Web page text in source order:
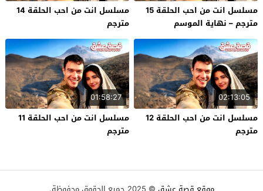
مسلسل انت من احب الحلقة 15
مترجم – نهاية الموسم
مسلسل انت من احب الحلقة 14
مترجم
02:13:05
مسلسل انت من احب الحلقة 12
مترجم
01:58:27
مسلسل انت من احب الحلقة 11
مترجم